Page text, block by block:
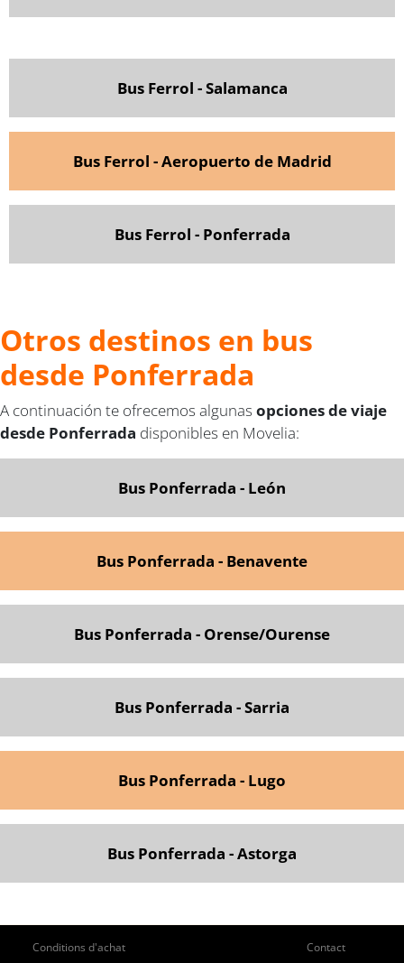
Bus Ferrol - Salamanca
Bus Ferrol - Aeropuerto de Madrid
Bus Ferrol - Ponferrada
Otros destinos en bus
desde Ponferrada
A continuación te ofrecemos algunas opciones de viaje
desde Ponferrada disponibles en Movelia:
Bus Ponferrada - León
Bus Ponferrada - Benavente
Bus Ponferrada - Orense/Ourense
Bus Ponferrada - Sarria
Bus Ponferrada - Lugo
Bus Ponferrada - Astorga
Conditions d'achat Contact